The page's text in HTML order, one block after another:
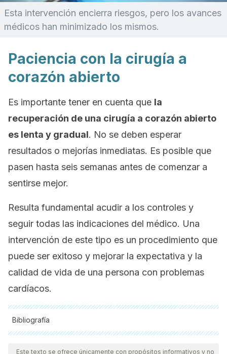
Esta intervención encierra riesgos, pero los avances
médicos han minimizado los mismos.
Paciencia con la cirugía a
corazón abierto
Es importante tener en cuenta que la
recuperación de una cirugía a corazón abierto
es lenta y gradual. No se deben esperar
resultados o mejorías inmediatas. Es posible que
pasen hasta seis semanas antes de comenzar a
sentirse mejor.
Resulta fundamental acudir a los controles y
seguir todas las indicaciones del médico. Una
intervención de este tipo es un procedimiento que
puede ser exitoso y mejorar la expectativa y la
calidad de vida de una persona con problemas
cardíacos.
Bibliografía
Todas las fuentes citadas fueron revisadas a profundidad por
nuestro equipo, para asegurar su calidad, confiabilidad,
Este texto se ofrece únicamente con propósitos informativos y no